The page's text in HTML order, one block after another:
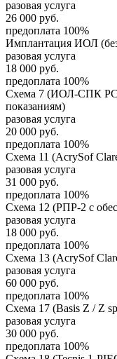
разовая услуга
26 000 руб.
предоплата 100%
Имплантация ИОЛ (без
разовая услуга
18 000 руб.
предоплата 100%
Схема 7 (ИОЛ-СПК
показаниям)
разовая услуга
20 000 руб.
предоплата 100%
Схема 11 (AcrySof
разовая услуга
31 000 руб.
предоплата 100%
Схема 12 (РПР-2 с
разовая услуга
18 000 руб.
предоплата 100%
Схема 13 (AcrySof
разовая услуга
60 000 руб.
предоплата 100%
Схема 17 (Basis Z / Z
разовая услуга
30 000 руб.
предоплата 100%